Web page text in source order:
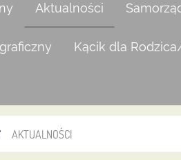
Aktualności
Kącik dla
AKTUALNOŚCI